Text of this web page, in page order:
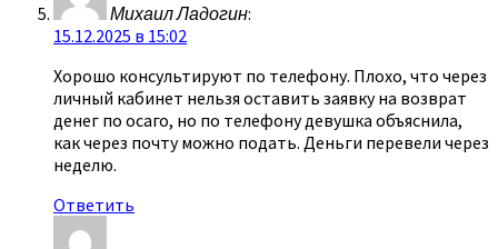
Михаил Ладогин:
15.12.2025 в 15:02
Хорошо консультируют по телефону. Плохо, что через
личный кабинет нельзя оставить заявку на возврат
денег по осаго, но по телефону девушка объяснила,
как через почту можно подать. Деньги перевели через
неделю.
Ответить